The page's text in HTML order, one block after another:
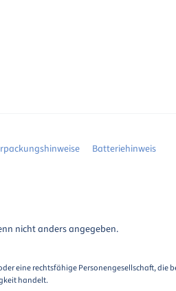
Batteriehinweis
nicht anders angegeben.
eine rechtsfähige Personengesellschaft, die
handelt.